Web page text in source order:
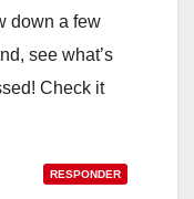
down a few
see what’s
Check it
RESPONDER